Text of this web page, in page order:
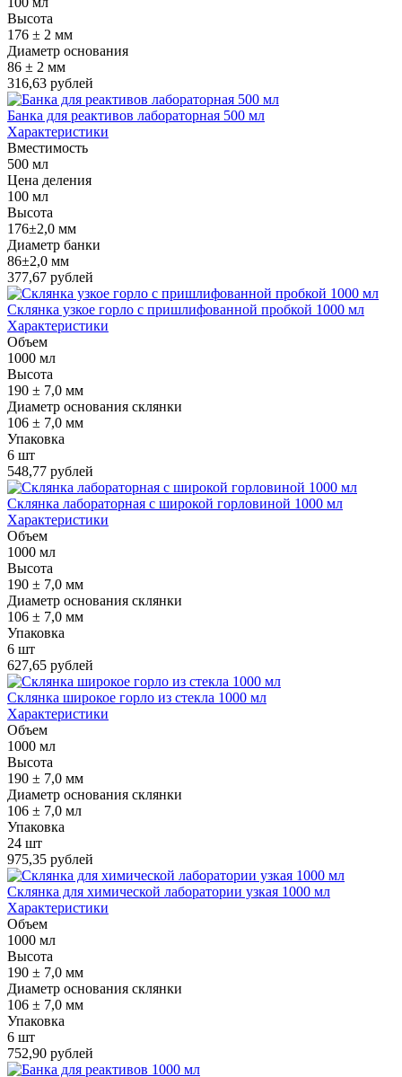
Высота
176 ± 2 мм
Диаметр основания
86 ± 2 мм
316,63 рублей
Банка для реактивов лабораторная 500 мл
Характеристики
Вместимость
500 мл
Цена деления
100 мл
Высота
176±2,0 мм
Диаметр банки
86±2,0 мм
377,67 рублей
Склянка узкое горло с пришлифованной пробкой 1000 мл
Характеристики
Объем
1000 мл
Высота
190 ± 7,0 мм
Диаметр основания склянки
106 ± 7,0 мм
Упаковка
6 шт
548,77 рублей
Склянка лабораторная с широкой горловиной 1000 мл
Характеристики
Объем
1000 мл
Высота
190 ± 7,0 мм
Диаметр основания склянки
106 ± 7,0 мм
Упаковка
6 шт
627,65 рублей
Склянка широкое горло из стекла 1000 мл
Характеристики
Объем
1000 мл
Высота
190 ± 7,0 мм
Диаметр основания склянки
106 ± 7,0 мл
Упаковка
24 шт
975,35 рублей
Склянка для химической лаборатории узкая 1000 мл
Характеристики
Объем
1000 мл
Высота
190 ± 7,0 мм
Диаметр основания склянки
106 ± 7,0 мм
Упаковка
6 шт
752,90 рублей